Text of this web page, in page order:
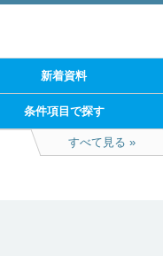
新着資料
条件項目で探す
すべて見る